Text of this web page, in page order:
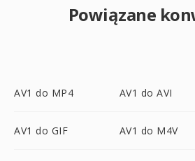
Powiązane
AV1 do MP4 AV1 do AVI
AV1 do GIF AV1 do M4V